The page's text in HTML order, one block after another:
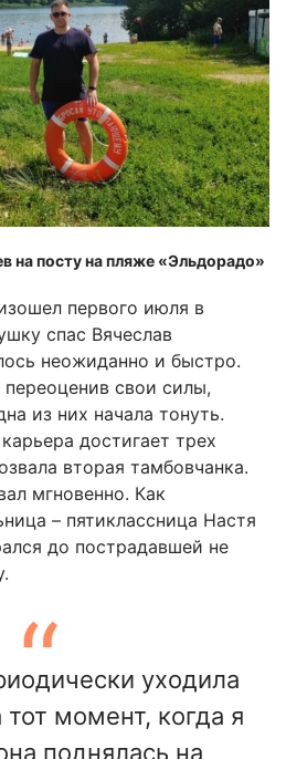
на посту на пляже «Эльдорадо»
первого июля в
спас Вячеслав
неожиданно и быстро.
свои силы,
из них начала тонуть.
достигает трех
вторая тамбовчанка.
мгновенно. Как
– пятиклассница Настя
до пострадавшей не
уходила
момент, когда я
поднялась на